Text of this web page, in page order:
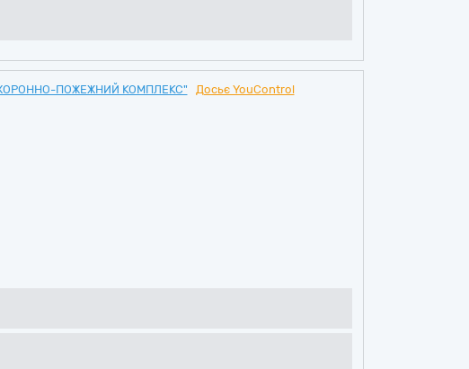
ПОЖЕЖНИЙ КОМПЛЕКС"
Досьє YouControl